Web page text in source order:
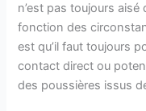
n’est pas toujours aisé
fonction des
est qu’il faut toujours
contact direct ou
des poussières issus